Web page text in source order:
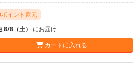
イント還元
8/8（土） にお届け
カートに入れる